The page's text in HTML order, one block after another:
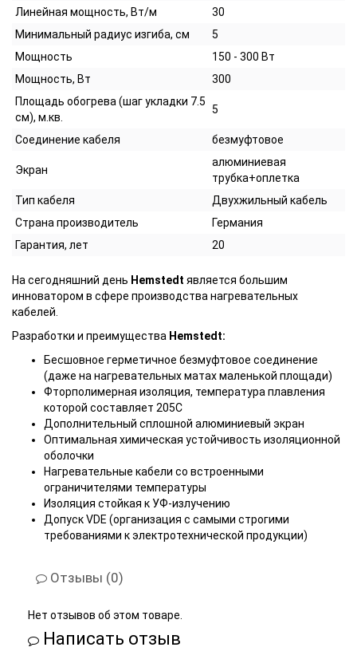
Линейная мощность, Вт/м
30
Минимальный радиус изгиба, см
5
Мощность
150 - 300 Вт
Мощность, Вт
300
Площадь обогрева (шаг укладки 7.5
см), м.кв.
5
Соединение кабеля безмуфтовое
Экран
алюминиевая
трубка+оплетка
Тип кабеля
Двухжильный кабель
Страна производитель
Германия
Гарантия, лет
20
На сегодняшний день Hemstedt является большим
инноватором в сфере производства нагревательных
кабелей.
Разработки и преимущества Hemstedt:
Бесшовное герметичное безмуфтовое соединение
(даже на нагревательных матах маленькой площади)
Фторполимерная изоляция, температура плавления
которой составляет 205С
Дополнительный сплошной алюминиевый экран
Оптимальная химическая устойчивость изоляционной
оболочки
Нагревательные кабели со встроенными
ограничителями температуры
Изоляция стойкая к УФ-излучению
Допуск VDE (организация с самыми строгими
требованиями к электротехнической продукции)
Отзывы (0)
Нет отзывов об этом товаре.
Написать отзыв